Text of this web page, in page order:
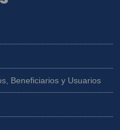
Beneficiarios y Usuarios